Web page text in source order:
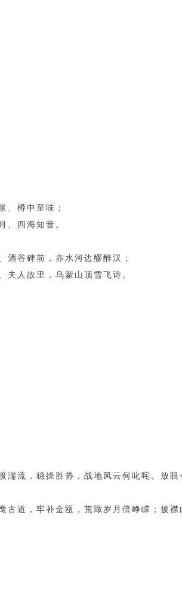
、樽中至味；
、四海知音。
酒谷碑前，赤水河边醪醉汉；
夫人故里，乌蒙山顶雪飞诗。
流，稳操胜劵，战地风云何叱咤。放
道，牢补金瓯，荒陬岁月倍峥嵘；披